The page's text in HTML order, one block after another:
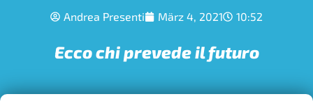
Andrea Presenti März 4, 2021 10:52
Ecco chi prevede il futuro